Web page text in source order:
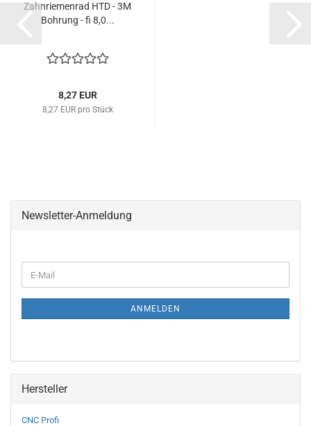
Zahnriemenrad HTD - 3M
Bohrung - fi 8,0...
8,27 EUR
8,27 EUR pro Stück
Newsletter-Anmeldung
ZUR
E-
Mail
ANMELDEN
Hersteller
CNC Profi